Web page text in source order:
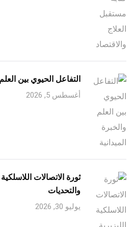
التفاعل الحيوي بين
أغسطس 5, 2026
ثورة الاتصالات اللاسلكية
والتحديات
يوليو 30, 2026